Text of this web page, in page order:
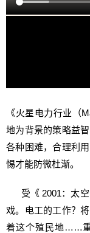
《火星电力行业（
地为背景的策略益
各种困难，合理利
惕才能防微杜渐。
受《 2001：太空
戏。电工的工作？
着这个殖民地……